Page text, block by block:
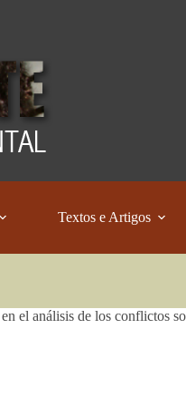
Textos e Artigos
el análisis de los conflictos